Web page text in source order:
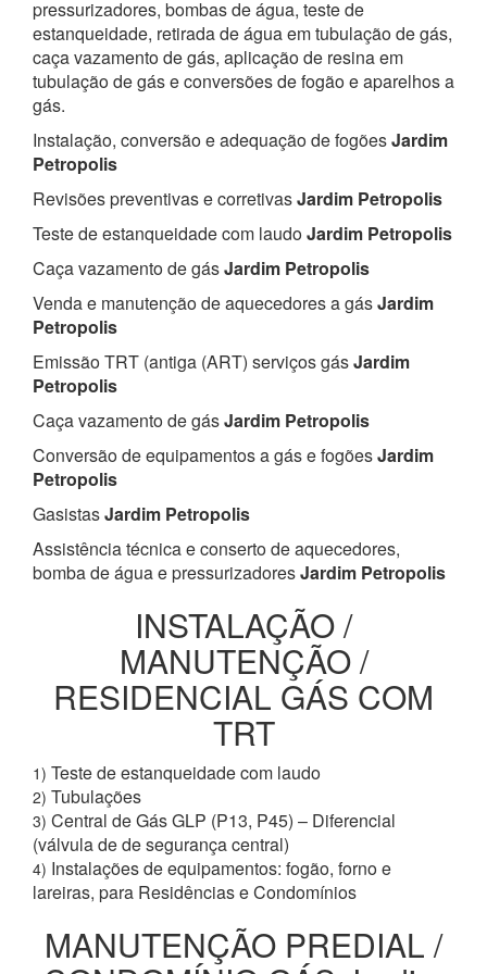
pressurizadores, bombas de água, teste de
estanqueidade, retirada de água em tubulação de gás,
caça vazamento de gás, aplicação de resina em
tubulação de gás e conversões de fogão e aparelhos a
gás.
Instalação, conversão e adequação de fogõesJardim
Petropolis
Revisões preventivas e corretivasJardim Petropolis
Teste de estanqueidade com laudoJardim Petropolis
Caça vazamento de gásJardim Petropolis
Venda e manutenção de aquecedores a gásJardim
Petropolis
Emissão TRT (antiga (ART) serviços gásJardim
Petropolis
Caça vazamento de gásJardim Petropolis
Conversão de equipamentos a gás e fogõesJardim
Petropolis
GasistasJardim Petropolis
Assistência técnica e conserto de aquecedores,
bomba de água e pressurizadoresJardim Petropolis
INSTALAÇÃO /
MANUTENÇÃO /
RESIDENCIAL GÁS COM
TRT
1) Teste de estanqueidade com laudo
2) Tubulações
3) Central de Gás GLP (P13, P45) – Diferencial
(válvula de de segurança central)
4) Instalações de equipamentos: fogão, forno e
lareiras, para Residências e Condomínios
MANUTENÇÃO PREDIAL /